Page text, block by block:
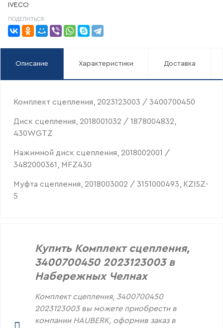
IVECO
ПОДЕЛИТЬСЯ:
Описание Характеристики Доставка
Комплект сцепления, 2023123003 / 3400700450
Диск сцепления, 2018001032 / 1878004832,
430WGTZ
Нажимной диск сцепления, 2018002001 /
3482000361, MFZ430
Муфта сцепления, 2018003002 / 3151000493, KZISZ-
5
Купить Комплект сцепления,
3400700450 2023123003 в
Набережных Челнах
Комплект сцепления, 3400700450
2023123003 вы можете приобрести в
компании HAUBERK, оформив заказ в